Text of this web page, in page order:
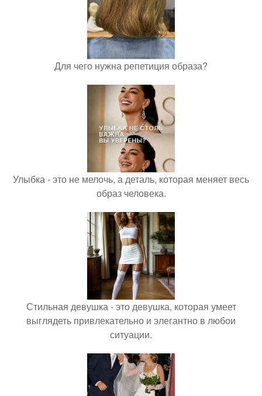
Для чего нужна репетиция образа?
Улыбка - это не мелочь, а деталь, которая меняет весь
образ человека.
Стильная девушка - это девушка, которая умеет
выглядеть привлекательно и элегантно в любои
ситуации.